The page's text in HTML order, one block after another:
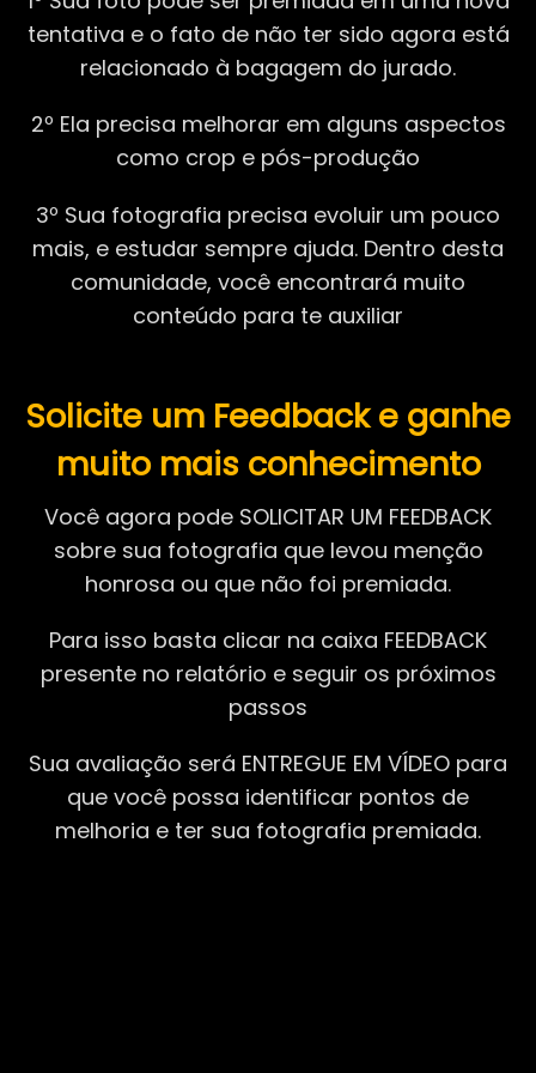
tentativa e o fato de não ter sido agora está
relacionado à bagagem do jurado.
2º Ela precisa melhorar em alguns aspectos
como crop e pós-produção
3º Sua fotografia precisa evoluir um pouco
mais, e estudar sempre ajuda. Dentro desta
comunidade, você encontrará muito
conteúdo para te auxiliar
Solicite um Feedback e ganhe
muito mais conhecimento
Você agora pode SOLICITAR UM FEEDBACK
sobre sua fotografia que levou menção
honrosa ou que não foi premiada.
Para isso basta clicar na caixa FEEDBACK
presente no relatório e seguir os próximos
passos
Sua avaliação será ENTREGUE EM VÍDEO para
que você possa identificar pontos de
melhoria e ter sua fotografia premiada.